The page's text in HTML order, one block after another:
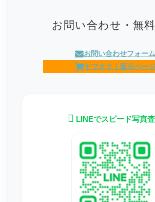
お問い合わせ・無
お問い合わせフォーム
ヤフオク！販売ペー
LINEでスピード写真